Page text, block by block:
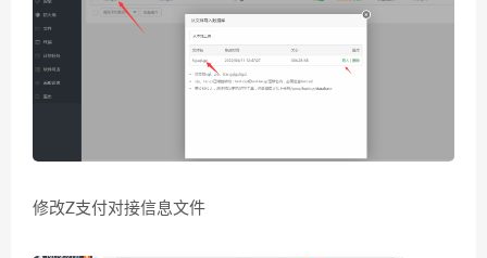
修改Z支付对接信息文件